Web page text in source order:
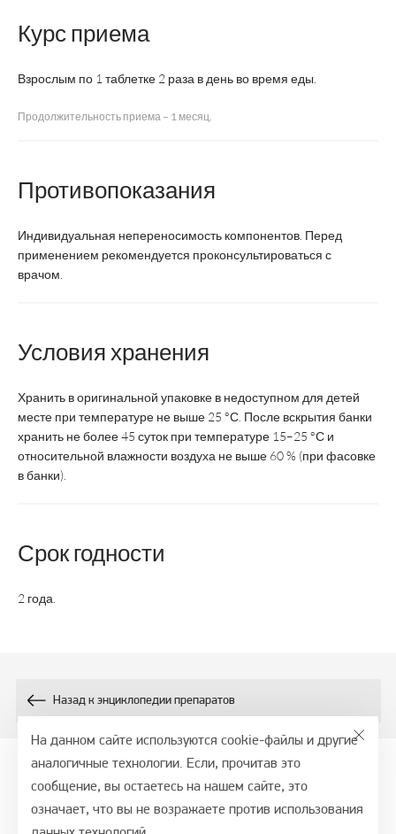
название:
КИСЛОТА В
КИСЛОТА
Форма
выпуска:
таблетки таблетки
кислота
60 мг 100 мг
L карнитин - -
Витамин В6
Витамин В
Витамин РР -
Инулин - 470 мг
Синефрин -
Курс приема
Взрослым по 1 таблетке 2 раза в день во время еды.
Продолжительность приема – 1 месяц.
Противопоказания
Индивидуальная непереносимость компонентов. Перед
применением рекомендуется проконсультироваться с
врачом.
Условия хранения
Хранить в оригинальной упаковке в недоступном для детей
месте при температуре не выше 25 °С. После вскрытия банки
хранить не более 45 суток при температуре 15–25 °С и
относительной влажности воздуха не выше 60 % (при фасовке
в банки).
Срок годности
2 года.
Назад к энциклопедии препаратов
© 2026, СТМ - портал, ООО ВТФ
Политика обработки персональных данных
На данном сайте используются cookie-файлы и другие
аналогичные технологии. Если, прочитав это
сообщение, вы остаетесь на нашем сайте, это
означает, что вы не возражаете против использования